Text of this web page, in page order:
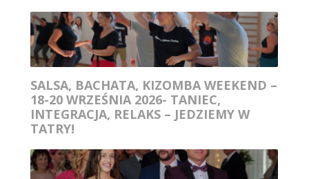
SALSA, BACHATA, KIZOMBA WEEKEND –
18-20 WRZEŚNIA 2026- TANIEC,
INTEGRACJA, RELAKS – JEDZIEMY W
TATRY!